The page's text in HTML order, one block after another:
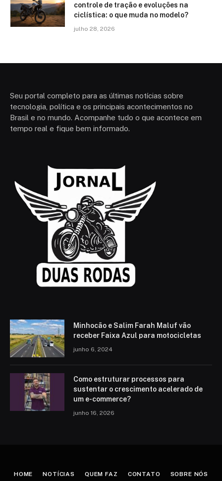
controle de tração e evoluções na
ciclística: o que muda no modelo?
julho 28, 2026
Seu portal completo para as últimas notícias sobre
tecnologia, política e os principais acontecimentos no
Brasil e no mundo. Acompanhe tudo o que acontece em
tempo real e fique bem informado.
Minhocão e Salim Farah Maluf vão
receber Faixa Azul para motocicletas
junho 6, 2024
Como estruturar processos para
sustentar o crescimento acelerado de
um e-commerce?
junho 16, 2026
HOME NOTÍCIAS QUEM FAZ CONTATO SOBRE NÓS